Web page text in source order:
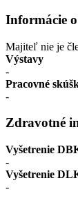
Informácie
Majiteľ nie je
Výstavy
-
Pracovné
-
Zdravotné
Vyšetrenie
-
Vyšetrenie
-